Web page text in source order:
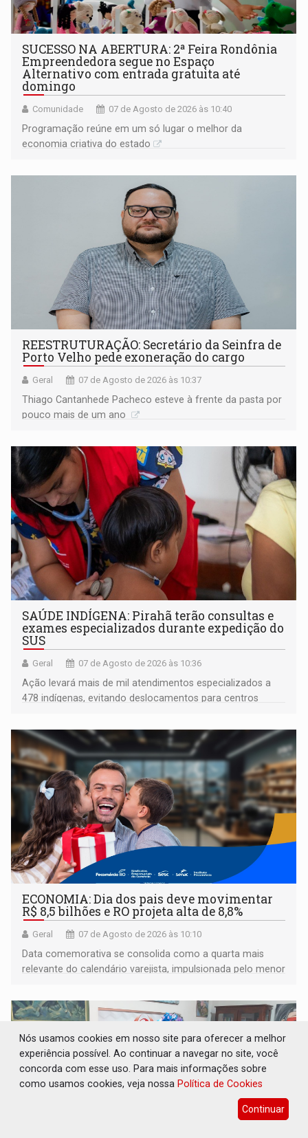
SUCESSO NA ABERTURA: 2ª Feira Rondônia
Empreendedora segue no Espaço
Alternativo com entrada gratuita até
domingo
Comunidade 07 de Agosto de 2026 às 10:40
Programação reúne em um só lugar o melhor da
economia criativa do estado
REESTRUTURAÇÃO: Secretário da Seinfra de
Porto Velho pede exoneração do cargo
Geral 07 de Agosto de 2026 às 10:37
Thiago Cantanhede Pacheco esteve à frente da pasta por
pouco mais de um ano
SAÚDE INDÍGENA: Pirahã terão consultas e
exames especializados durante expedição do
SUS
Geral 07 de Agosto de 2026 às 10:36
Ação levará mais de mil atendimentos especializados a
478 indígenas, evitando deslocamentos para centros
ECONOMIA: Dia dos pais deve movimentar
R$ 8,5 bilhões e RO projeta alta de 8,8%
Geral 07 de Agosto de 2026 às 10:10
Data comemorativa se consolida como a quarta mais
relevante do calendário varejista, impulsionada pelo menor
média do trabalhador
Nós usamos cookies em nosso site para oferecer a melhor
experiência possível. Ao continuar a navegar no site, você
concorda com esse uso. Para mais informações sobre
como usamos cookies, veja nossa Política de Cookies
Continuar